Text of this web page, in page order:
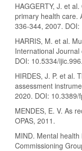
HAGGERTY, J. et
primary health care.
336-344, 2007.
HARRIS, M. et al.
International
DOI: 10.5334/ijic.996.
HIRDES, J. P. et al.
assessment
2020. DOI: 10.3389/
MENDES, E. V. As
OPAS, 2011.
MIND. Mental
Commissioning